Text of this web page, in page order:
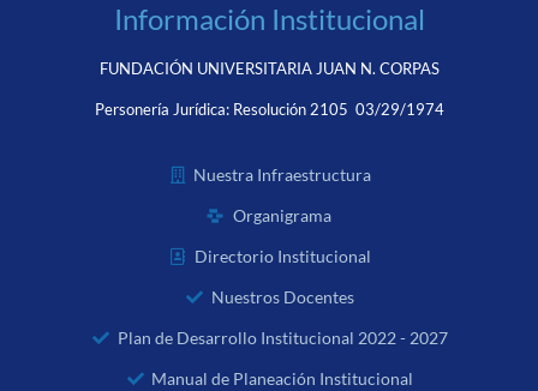
Información Institucional
FUNDACIÓN UNIVERSITARIA JUAN N. CORPAS
Personería Jurídica: Resolución 2105 03/29/1974
Nuestra Infraestructura
Organigrama
Directorio Institucional
Nuestros Docentes
Plan de Desarrollo Institucional 2022 - 2027
Manual de Planeación Institucional